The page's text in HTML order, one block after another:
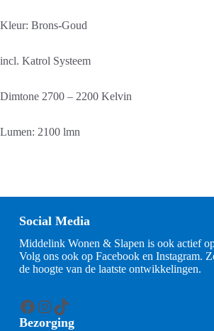
Kleur: Brons-Goud
incl. Katrol Systeem
Dimtone 2700 – 2200 Kelvin
Lumen: 2100 lmn
Social Media
Middelink Wonen & Slapen is ook actief
Volg ons ook op Facebook en Instagram.
de hoogte van de laatste ontwikkelingen.
Facebook
Instagram
TikTok
Bezorging